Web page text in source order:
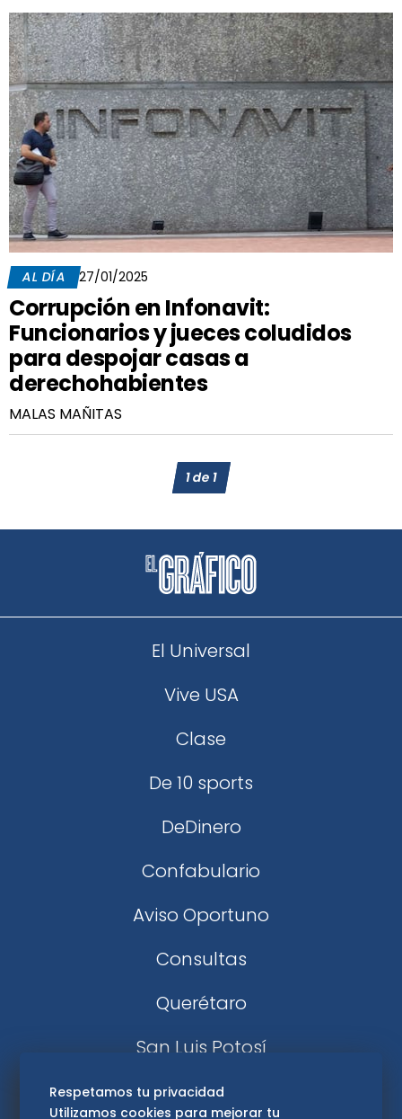
AL DÍA 27/01/2025
Corrupción en Infonavit:
Funcionarios y jueces coludidos
para despojar casas a
derechohabientes
MALAS MAÑITAS
1de1
El Universal
Vive USA
Clase
De 10 sports
DeDinero
Confabulario
Aviso Oportuno
Consultas
Querétaro
San Luis Potosí
Edomex
Respetamos tu privacidad
Utilizamos cookies para mejorar tu